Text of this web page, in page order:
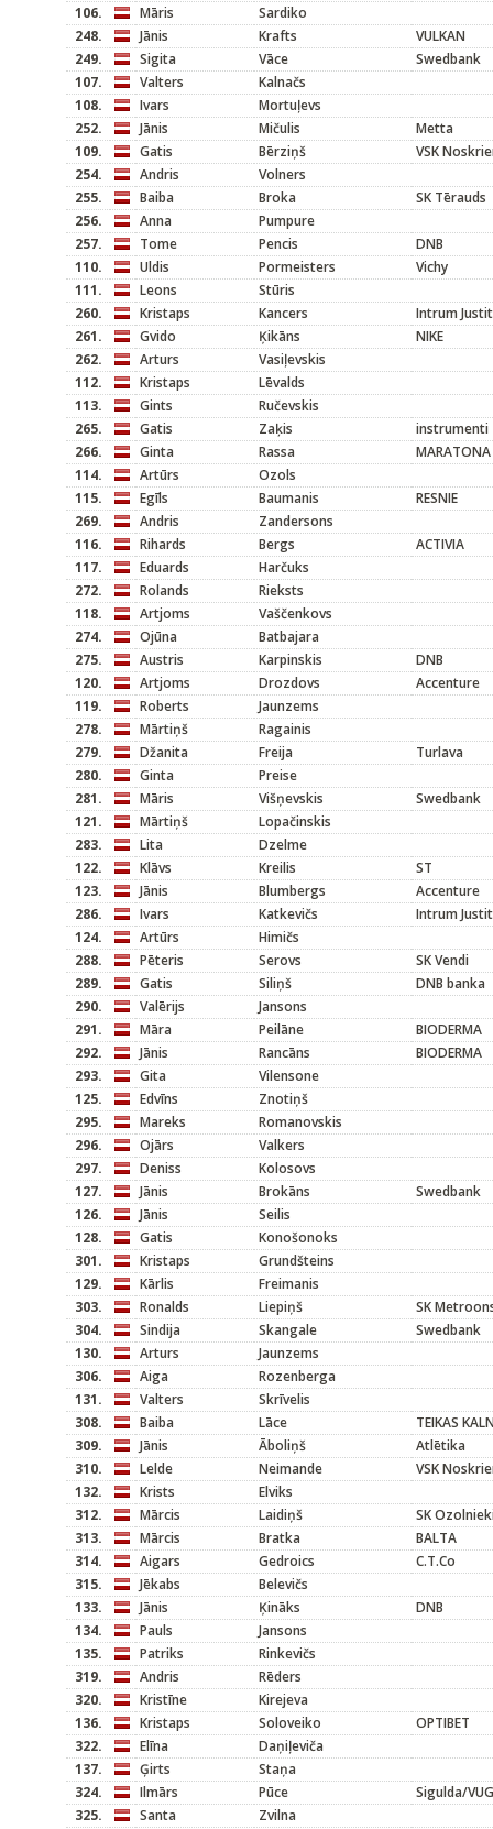
106.
Māris
Sardiko
248.
Jānis Krafts
VULKAN
249.
Sigita Vāce
Swedbank
107.
Valters
Kalnačs
108.
Ivars
Mortuļevs
252.
Jānis Mičulis
Metta
109.
Gatis Bērziņš
VSK
254.
Andris
Volners
255.
Baiba Broka
SK Tērauds
256.
Anna
Pumpure
257.
Tome Pencis
DNB
110.
Uldis Pormeisters
Vichy
111.
Leons
Stūris
260.
Kristaps Kancers
Intrum
261.
Gvido Ķikāns
NIKE
262.
Arturs
Vasiļevskis
112.
Kristaps
Lēvalds
113.
Gints
Ručevskis
265.
Gatis Zaķis
instrumenti
266.
Ginta Rassa
MARATONA
114.
Artūrs
Ozols
115.
Egīls Baumanis
RESNIE
269.
Andris
Zandersons
116.
Rihards Bergs
ACTIVIA
117.
Eduards
Harčuks
272.
Rolands
Rieksts
118.
Artjoms
Vaščenkovs
274.
Ojūna
Batbajara
275.
Austris Karpinskis
DNB
120.
Artjoms Drozdovs
Accenture
119.
Roberts
Jaunzems
278.
Mārtiņš
Ragainis
279.
Džanita Freija
Turlava
280.
Ginta
Preise
281.
Māris Višņevskis
Swedbank
121.
Mārtiņš
Lopačinskis
283.
Lita
Dzelme
122.
Klāvs Kreilis
ST
123.
Jānis Blumbergs
Accenture
286.
Ivars Katkevičs
Intrum
124.
Artūrs
Himičs
288.
Pēteris Serovs
SK Vendi
289.
Gatis Siliņš
DNB banka
290.
Valērijs
Jansons
291.
Māra Peilāne
BIODERMA
292.
Jānis Rancāns
BIODERMA
293.
Gita
Vilensone
125.
Edvīns
Znotiņš
295.
Mareks
Romanovskis
296.
Ojārs
Valkers
297.
Deniss
Kolosovs
127.
Jānis Brokāns
Swedbank
126.
Jānis
Seilis
128.
Gatis
Konošonoks
301.
Kristaps
Grundšteins
129.
Kārlis
Freimanis
303.
Ronalds Liepiņš
SK
304.
Sindija Skangale
Swedbank
130.
Arturs
Jaunzems
306.
Aiga
Rozenberga
131.
Valters
Skrīvelis
308.
Baiba Lāce
TEIKAS
309.
Jānis Āboliņš
Atlētika
310.
Lelde Neimande
VSK
132.
Krists
Elviks
312.
Mārcis Laidiņš
SK
313.
Mārcis Bratka
BALTA
314.
Aigars Gedroics
C.T.Co
315.
Jēkabs
Belevičs
133.
Jānis Ķināks
DNB
134.
Pauls
Jansons
135.
Patriks
Rinkevičs
319.
Andris
Rēders
320.
Kristīne
Kirejeva
136.
Kristaps Soloveiko
OPTIBET
322.
Elīna
Daņiļeviča
137.
Ģirts
Staņa
324.
Ilmārs Pūce
Sigulda/
325.
Santa Zvilna